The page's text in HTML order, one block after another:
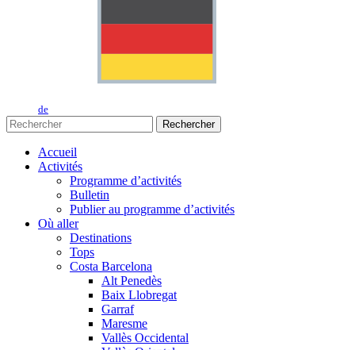
de
Rechercher
Accueil
Activités
Programme d’activités
Bulletin
Publier au programme d’activités
Où aller
Destinations
Tops
Costa Barcelona
Alt Penedès
Baix Llobregat
Garraf
Maresme
Vallès Occidental